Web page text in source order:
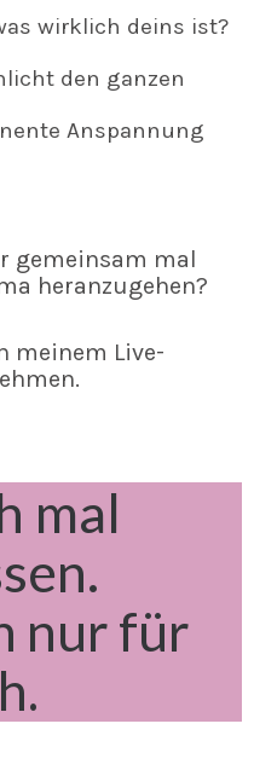
wirklich deins ist?
den ganzen
Anspannung
gemeinsam mal
heranzugehen?
meinem Live-
mal
nur für